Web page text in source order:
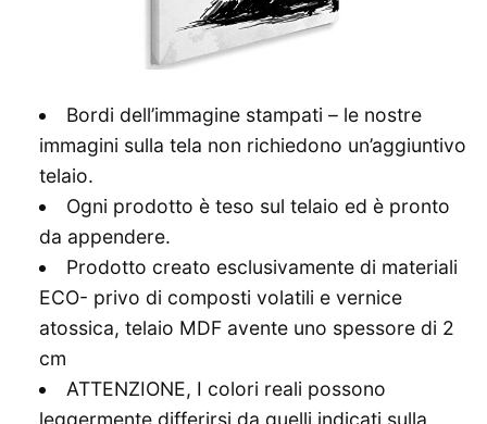
Bordi dell’immagine stampati – le nostre
immagini sulla tela non richiedono un’aggiuntivo
telaio.
Ogni prodotto è teso sul telaio ed è pronto
da appendere.
Prodotto creato esclusivamente di materiali
ECO- privo di composti volatili e vernice
atossica, telaio MDF avente uno spessore di 2
cm
ATTENZIONE, I colori reali possono
leggermente differirsi da quelli indicati sulla